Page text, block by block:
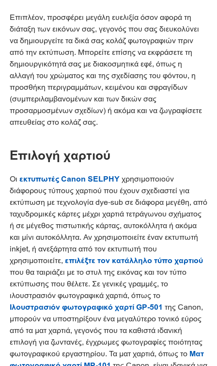
Επιπλέον, προσφέρει μεγάλη ευελιξία όσον αφορά τη
διάταξη των εικόνων σας, γεγονός που σας διευκολύνει
να δημιουργείτε τα δικά σας κολάζ φωτογραφιών πριν
από την εκτύπωση. Μπορείτε επίσης να εκφράσετε τη
δημιουργικότητά σας με διακοσμητικά εφέ, όπως η
αλλαγή του χρώματος και της σχεδίασης του φόντου, η
προσθήκη περιγραμμάτων, κειμένου και σφραγίδων
(συμπεριλαμβανομένων και των δικών σας
προσαρμοσμένων σχεδίων) ή ακόμα και να ζωγραφίσετε
απευθείας στο κολάζ σας.
Επιλογή χαρτιού
Οι εκτυπωτές Canon SELPHYχρησιμοποιούν
διάφορους τύπους χαρτιού που έχουν σχεδιαστεί για
εκτύπωση με τεχνολογία dye-sub σε διάφορα μεγέθη, από
ταχυδρομικές κάρτες μέχρι χαρτιά τετράγωνου σχήματος
ή σε μέγεθος πιστωτικής κάρτας, αυτοκόλλητα ή ακόμα
και μίνι αυτοκόλλητα. Αν χρησιμοποιείτε έναν εκτυπωτή
inkjet, ή ανεξάρτητα από τον εκτυπωτή που
χρησιμοποιείτε, επιλέξτε τον κατάλληλο τύπο χαρτιού
που θα ταιριάζει με το στυλ της εικόνας και τον τύπο
εκτύπωσης που θέλετε. Σε γενικές γραμμές, το
ιλουστρασιόν φωτογραφικά χαρτιά, όπως το
Ιλουστρασιόν φωτογραφικό χαρτί GP-501 της Canon,
μπορούν να υποστηρίξουν ένα μεγαλύτερο τονικό εύρος
από τα ματ χαρτιά, γεγονός που τα καθιστά ιδανική
επιλογή για ζωντανές, έγχρωμες φωτογραφίες ποιότητας
φωτογραφικού εργαστηρίου. Τα ματ χαρτιά, όπως το Ματ